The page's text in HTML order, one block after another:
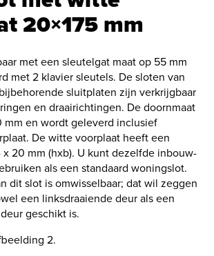
20×175 mm
met een sleutelgat maat op 55 mm
met 2 klavier sleutels. De sloten van
sluitplaten zijn verkrijgbaar
en draairichtingen. De doornmaat
mm en wordt geleverd inclusief
De witte voorplaat heeft een
x 20 mm (hxb). U kunt dezelfde inbouw-
als een standaard woningslot.
dit slot is omwisselbaar; dat wil zeggen
een linksdraaiende deur als een
geschikt is.
2.